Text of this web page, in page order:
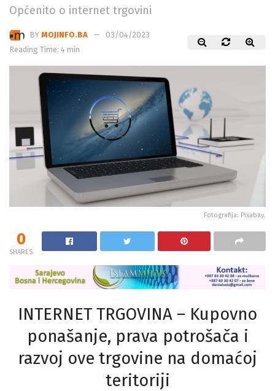
Općenito o internet trgovini
BY MOJINFO.BA
03/04/2023
Reading Time: 4 min
Fotografija: Pixabay.
0
SHARES
INTERNET TRGOVINA – Kupovno
ponašanje, prava potrošača i
razvoj ove trgovine na domaćoj
teritoriji